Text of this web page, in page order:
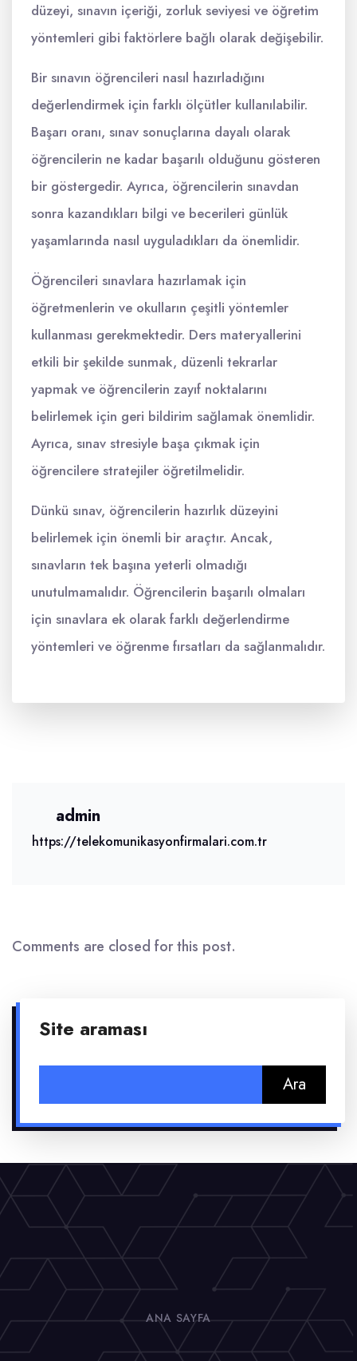
düzeyi, sınavın içeriği, zorluk seviyesi ve öğretim
yöntemleri gibi faktörlere bağlı olarak değişebilir.
Bir sınavın öğrencileri nasıl hazırladığını
değerlendirmek için farklı ölçütler kullanılabilir.
Başarı oranı, sınav sonuçlarına dayalı olarak
öğrencilerin ne kadar başarılı olduğunu gösteren
bir göstergedir. Ayrıca, öğrencilerin sınavdan
sonra kazandıkları bilgi ve becerileri günlük
yaşamlarında nasıl uyguladıkları da önemlidir.
Öğrencileri sınavlara hazırlamak için
öğretmenlerin ve okulların çeşitli yöntemler
kullanması gerekmektedir. Ders materyallerini
etkili bir şekilde sunmak, düzenli tekrarlar
yapmak ve öğrencilerin zayıf noktalarını
belirlemek için geri bildirim sağlamak önemlidir.
Ayrıca, sınav stresiyle başa çıkmak için
öğrencilere stratejiler öğretilmelidir.
Dünkü sınav, öğrencilerin hazırlık düzeyini
belirlemek için önemli bir araçtır. Ancak,
sınavların tek başına yeterli olmadığı
unutulmamalıdır. Öğrencilerin başarılı olmaları
için sınavlara ek olarak farklı değerlendirme
yöntemleri ve öğrenme fırsatları da sağlanmalıdır.
admin
https://telekomunikasyonfirmalari.com.tr
Comments are closed for this post.
Site araması
ANA SAYFA